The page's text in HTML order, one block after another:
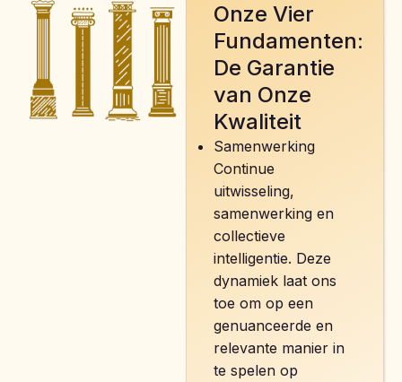
Onze Vier
Fundamenten:
De Garantie
van Onze
Kwaliteit
Samenwerking
Continue
uitwisseling,
samenwerking en
collectieve
intelligentie. Deze
dynamiek laat ons
toe om op een
genuanceerde en
relevante manier in
te spelen op